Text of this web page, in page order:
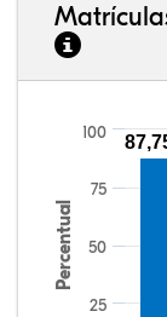
Percentual
25
50
75
100